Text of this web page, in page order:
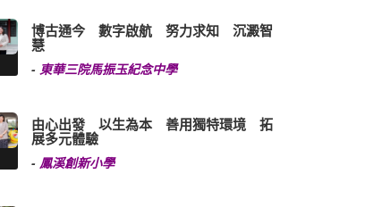
博古通今 數字啟航 努力求知 沉澱智
慧
-東華三院馬振玉紀念中學
由心出發 以生為本 善用獨特環境 拓
展多元體驗
-鳳溪創新小學